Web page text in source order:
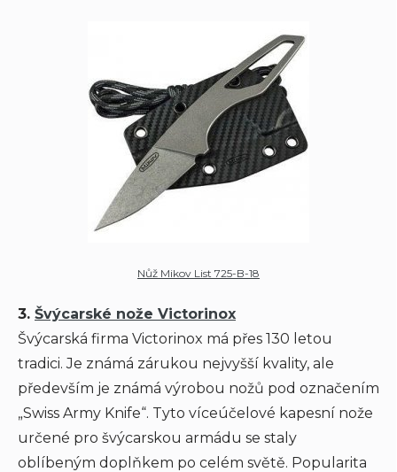
Nůž Mikov List 725-B-18
3. Švýcarské nože Victorinox
Švýcarská firma Victorinox má přes 130 letou
tradici. Je známá zárukou nejvyšší kvality, ale
především je známá výrobou nožů pod označením
„Swiss Army Knife“. Tyto víceúčelové kapesní nože
určené pro švýcarskou armádu se staly
oblíbeným doplňkem po celém světě. Popularita